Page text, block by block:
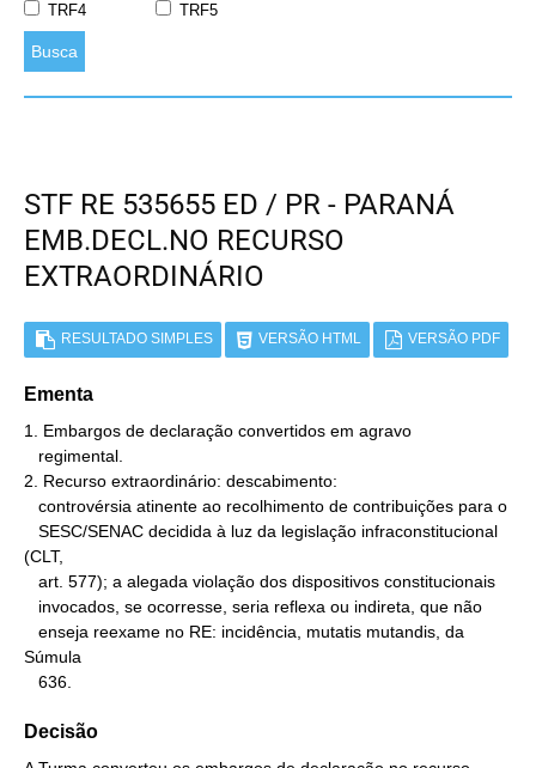
TRF4
TRF5
Busca
STF RE 535655 ED / PR - PARANÁ
EMB.DECL.NO RECURSO
EXTRAORDINÁRIO
RESULTADO SIMPLES VERSÃO HTML VERSÃO PDF
Ementa
1. Embargos de declaração convertidos em agravo
2. Recurso extraordinário: descabimento:
(CLT,
Súmula
   636.
Decisão